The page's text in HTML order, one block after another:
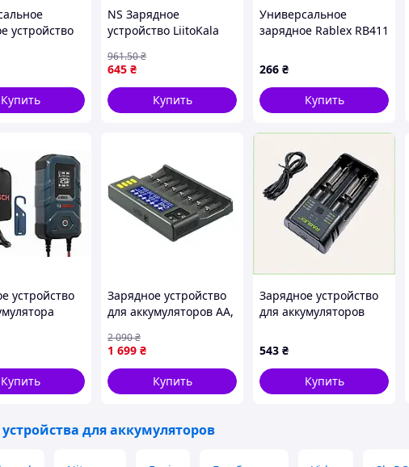
устройство
Купить
NS Зарядное
устройство LiitoKala
аккумуляторов 18650,
26650, 21700, АА, ААА
Li- Nes22/Q
645 ₴
961.50₴
Купить
Универсальное
зарядное Rablex RB411
X5980C974E
266 ₴
Купить
устройство
BOSCH
АКБ(VRLA,
EFB, AGM,
6V: 14AH–
Купить
Зарядное устройство
для аккумуляторов AA,
Black
1 699 ₴
2 090₴
Купить
Зарядное устройство
для аккумуляторов
батареек) Rablex RB
402, 467437CP3E
543 ₴
Купить
для аккумуляторов